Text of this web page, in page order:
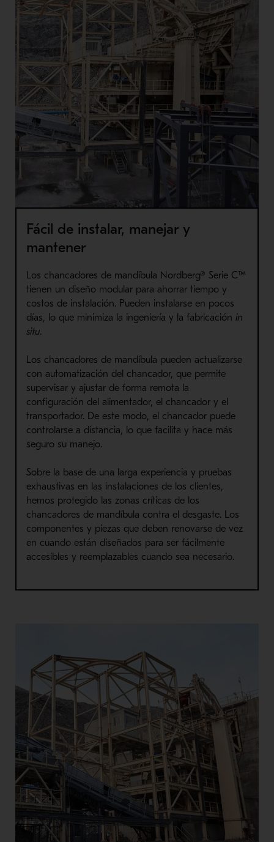
Fácil de instalar, manejar y
mantener
Los chancadores de mandíbula Nordberg® Serie C™
tienen un diseño modular para ahorrar tiempo y
costos de instalación. Pueden instalarse en pocos
días, lo que minimiza la ingeniería y la fabricación in
situ.
Los chancadores de mandíbula pueden actualizarse
con automatización del chancador, que permite
supervisar y ajustar de forma remota la
configuración del alimentador, el chancador y el
transportador. De este modo, el chancador puede
controlarse a distancia, lo que facilita y hace más
seguro su manejo.
Sobre la base de una larga experiencia y pruebas
exhaustivas en las instalaciones de los clientes,
hemos protegido las zonas críticas de los
chancadores de mandíbula contra el desgaste. Los
componentes y piezas que deben renovarse de vez
en cuando están diseñados para ser fácilmente
accesibles y reemplazables cuando sea necesario.